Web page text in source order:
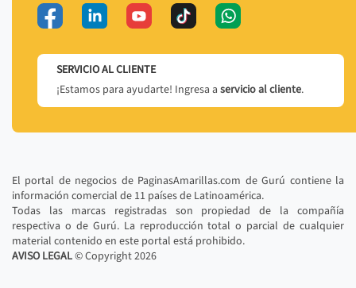
SERVICIO AL CLIENTE
¡Estamos para ayudarte! Ingresa a servicio al cliente.
El portal de negocios de PaginasAmarillas.com de Gurú contiene la
información comercial de 11 países de Latinoamérica.
Todas las marcas registradas son propiedad de la compañía
respectiva o de Gurú. La reproducción total o parcial de cualquier
material contenido en este portal está prohibido.
AVISO LEGAL© Copyright2026